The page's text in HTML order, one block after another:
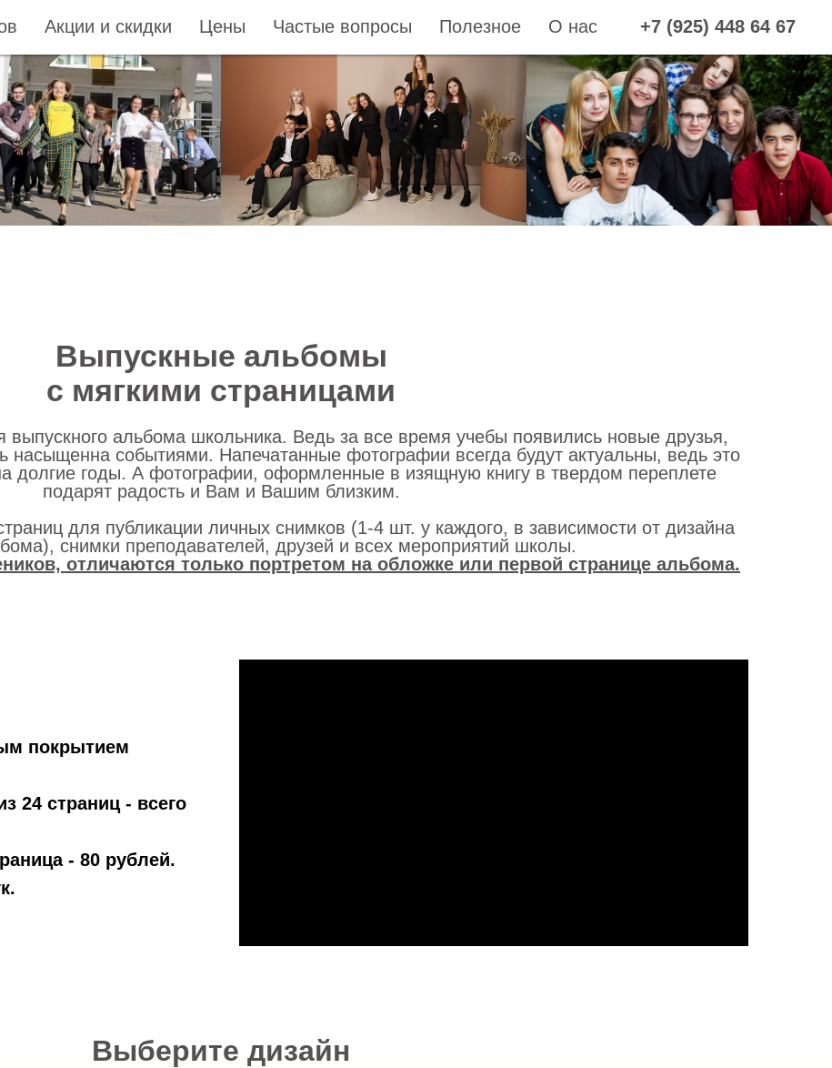
Акции и скидки Цены Частые вопросы Полезное О нас +7 (925) 448 64 67
Выпускные альбомы
с мягкими страницами
альбома школьника. Ведь за все время учебы появились новые друзья,
насыщенна событиями. Напечатанные фотографии всегда будут актуальны, ведь это
долгие годы. А фотографии, оформленные в изящную книгу в твердом переплете
подарят радость и Вам и Вашим близким.
для публикации личных снимков (1-4 шт. у каждого, в зависимости от дизайна
снимки преподавателей, друзей и всех мероприятий школы.
отличаются только портретом на обложке или первой странице альбома.
покрытием
24 страниц - всего
- 80 рублей.
Выберите дизайн